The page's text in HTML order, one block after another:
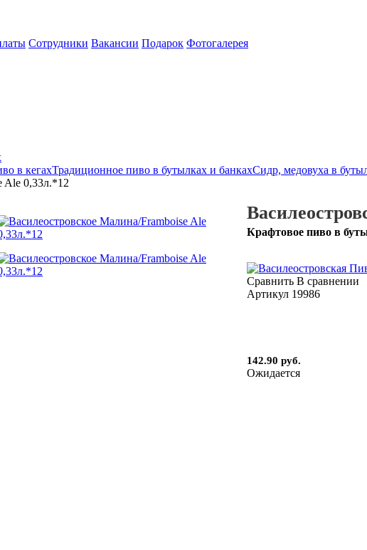
Сотрудники Вакансии Подарок Фотогалерея
в кегахТрадиционное пиво в бутылках и банкахСидр, медовуха в
Ale 0,33л.*12
Крафтовое пиво в
Сравнить В сравнении
Артикул 19986
142.90 руб.
Ожидается